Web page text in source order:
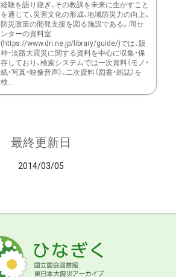
経験を語り継ぎ、その教訓を未来に生かすこと
を通じて、災害文化の形成、地域防災力の向上、
防災政策の開発支援を図る施設である。同セ
ンターの資料室
(https://www.dri.ne.jp/library/guide/)では、阪
神・淡路大震災に関する資料を中心に収集・保
存しており、検索システムでは一次資料（モノ・
紙・写真・映像音声）、二次資料（図書・雑誌）を
検...
最終更新日
2014/03/05